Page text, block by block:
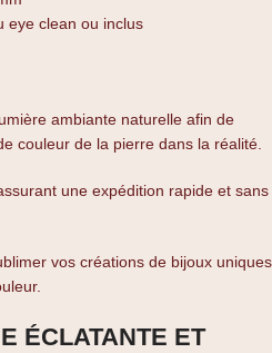
eye clean ou inclus
ambiante naturelle afin de
couleur de la pierre dans la réalité.
une expédition rapide et sans
vos créations de bijoux uniques
ÉCLATANTE ET